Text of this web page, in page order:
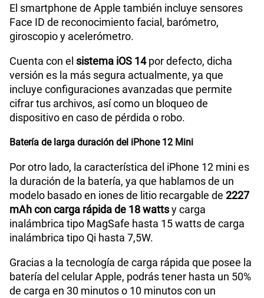
El smartphone de Apple también incluye sensores
Face ID de reconocimiento facial, barómetro,
giroscopio y acelerómetro.
Cuenta con el sistema iOS 14por defecto, dicha
versión es la más segura actualmente, ya que
incluye configuraciones avanzadas que permite
cifrar tus archivos, así como un bloqueo de
dispositivo en caso de pérdida o robo.
Batería de larga duración del iPhone 12 Mini
Por otro lado, la característica del iPhone 12 mini es
la duración de la batería, ya que hablamos de un
modelo basado en iones de litio recargable de 2227
mAh con carga rápida de 18 wattsy carga
inalámbrica tipo MagSafe hasta 15 watts de carga
inalámbrica tipo Qi hasta 7,5W.
Gracias a la tecnología de carga rápida que posee la
batería del celular Apple, podrás tener hasta un 50%
de carga en 30 minutos o 10 minutos con un